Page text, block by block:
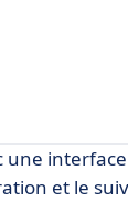
une interface
et le